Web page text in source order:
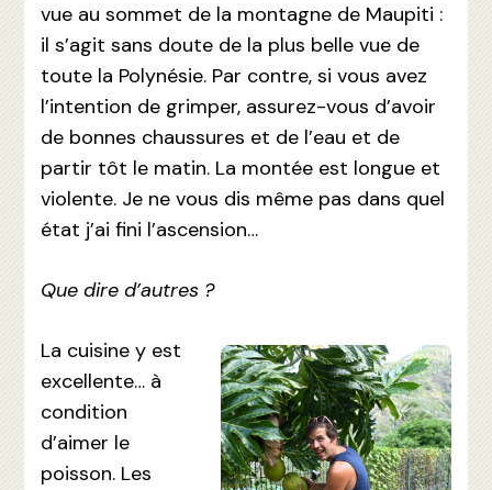
vue au sommet de la montagne de Maupiti :
il s’agit sans doute de la plus belle vue de
toute la Polynésie. Par contre, si vous avez
l’intention de grimper, assurez-vous d’avoir
de bonnes chaussures et de l’eau et de
partir tôt le matin. La montée est longue et
violente. Je ne vous dis même pas dans quel
état j’ai fini l’ascension…
Que dire d’autres ?
La cuisine y est
excellente… à
condition
d’aimer le
poisson. Les